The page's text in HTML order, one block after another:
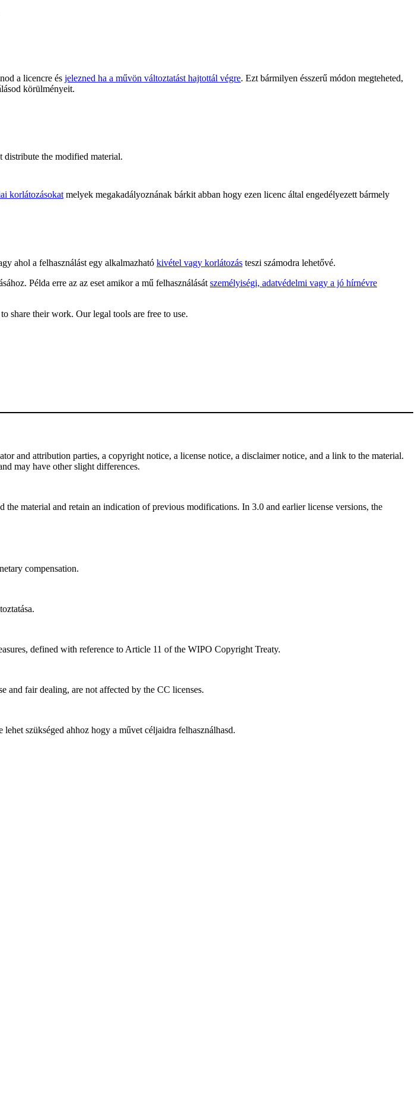
a licencre és jelezned ha a művön változtatást hajtottál végre. Ezt bármilyen ésszerű módon megteheted,
körülményeit.
distribute the modified material.
korlátozásokat melyek megakadályoznának bárkit abban hogy ezen licenc által engedélyezett bármely
ahol a felhasználást egy alkalmazható kivétel vagy korlátozás teszi számodra lehetővé.
Példa erre az az eset amikor a mű felhasználását személyiségi, adatvédelmi vagy a jó hírnévre
share their work. Our legal tools are free to use.
and attribution parties, a copyright notice, a license notice, a disclaimer notice, and a link to the material.
may have other slight differences.
material and retain an indication of previous modifications. In 3.0 and earlier license versions, the
compensation.
defined with reference to Article 11 of the WIPO Copyright Treaty.
and fair dealing, are not affected by the CC licenses.
szükséged ahhoz hogy a művet céljaidra felhasználhasd.